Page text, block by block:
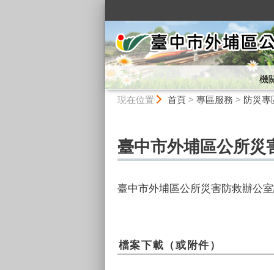
機
現在位置 首頁> 專區服務 > 防災專
臺中市外埔區公所災
臺中市外埔區公所災害防救辦公
檔案下載（或附件）